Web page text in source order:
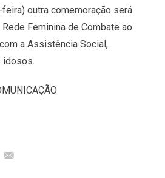
feira) outra comemoração será
Feminina de Combate ao
a Assistência Social,
idosos.